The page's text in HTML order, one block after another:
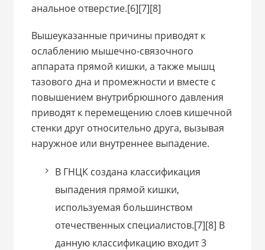
анальное отверстие.[6][7][8]
Вышеуказанные причины приводят к
ослаблению мышечно-связочного
аппарата прямой кишки, а также мышц
тазового дна и промежности и вместе с
повышением внутрибрюшного давления
приводят к перемещению слоев кишечной
стенки друг относительно друга, вызывая
наружное или внутреннее выпадение.
В ГНЦК создана классификация
выпадения прямой кишки,
используемая большинством
отечественных специалистов.[7][8] В
данную классификацию входит 3